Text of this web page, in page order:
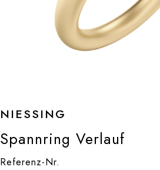
NIESSING
Spannring Verlauf
Referenz-Nr.